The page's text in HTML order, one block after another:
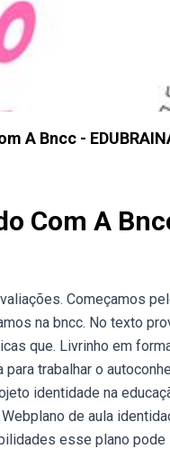
A Bncc -
Com A
Começamos
na bncc. No texto
que. Livrinho em
trabalhar o
identidade na
de aula
esse plano pode